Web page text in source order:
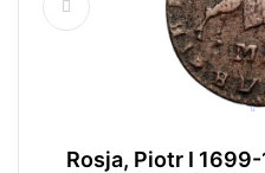
Rosja, Piotr I